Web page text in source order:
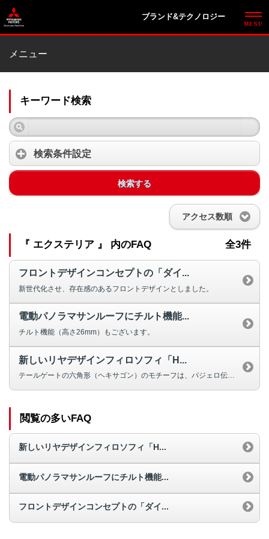
ブランド&テクノロジー
メニュー
キーワード検索
検索条件設定
検索する
アクセス数順
『 エクステリア 』 内のFAQ 全3件
フロントデザインコンセプトの「ダイ...
新世代化させ、存在感のあるフロントデザインとしました。
電動パノラマサンルーフにチルト機能...
チルト機能（高さ26mm）もございます。
新しいリヤデザインフィロソフィ「H...
テールゲートの六角形（ヘキサゴン）のモチーフは、パジェロ伝統の背面タイヤか...
閲覧の多いFAQ
新しいリヤデザインフィロソフィ「H...
電動パノラマサンルーフにチルト機能...
フロントデザインコンセプトの「ダイ...